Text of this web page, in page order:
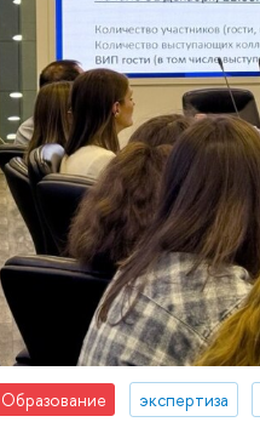
Образование экспертиза